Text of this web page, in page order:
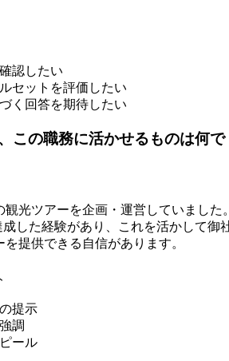
認したい
セットを評価したい
く回答を期待したい
この職務に活かせるものは何で
観光ツアーを企画・運営していました
成した経験があり、これを活かして御
提供できる自信があります。
提示
調
ール